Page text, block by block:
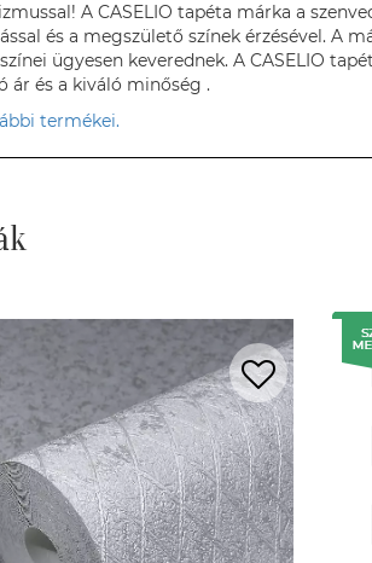
A CASELIO tapéta márka a
és a megszülető színek érzésével. A
ügyesen keverednek. A CASELIO
ár és a kiváló minőség .
termékei.